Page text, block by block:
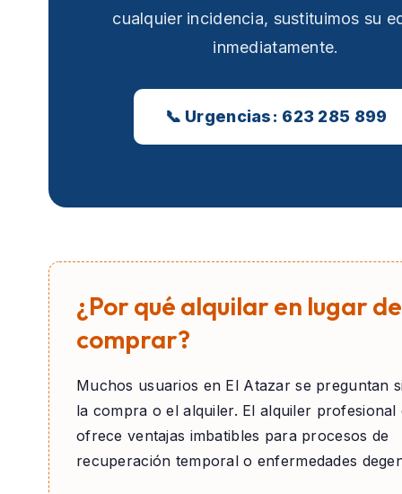
cualquier incidencia, sustituimos su
inmediatamente.
📞 Urgencias: 623 285 899
¿Por qué alquilar en lugar de
comprar?
Muchos usuarios en El Atazar se preguntan
la compra o el alquiler. El alquiler profesional
ofrece ventajas imbatibles para procesos de
recuperación temporal o enfermedades